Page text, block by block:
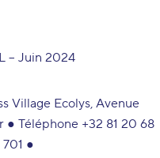
– Juin 2024
Village Ecolys, Avenue
Téléphone +32 81 20 68
●